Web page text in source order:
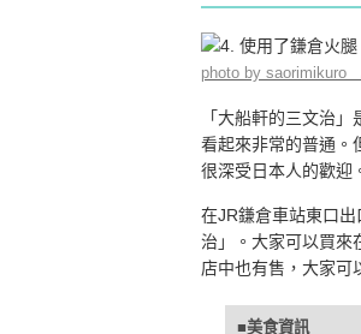
photo by
「大船軒的三文治
看起來非常的普通。
很深受日本人的歡迎
在JR鎌倉車站東口
治」。大家可以買來
店中也有售，大家可
■美食資訊